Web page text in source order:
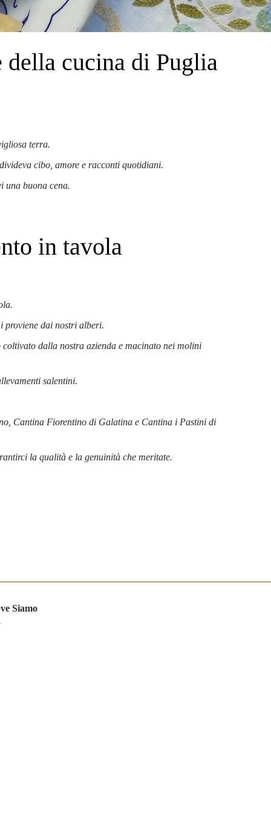
cucina di Puglia
terra.
cibo, amore e racconti quotidiani.
una buona cena.
in tavola
proviene dai nostri alberi.
dalla nostra azienda e macinato nei molini
salentini.
Cantina Fiorentino di Galatina e Cantina i Pastini di
la qualità e la genuinità che meritate.
Siamo